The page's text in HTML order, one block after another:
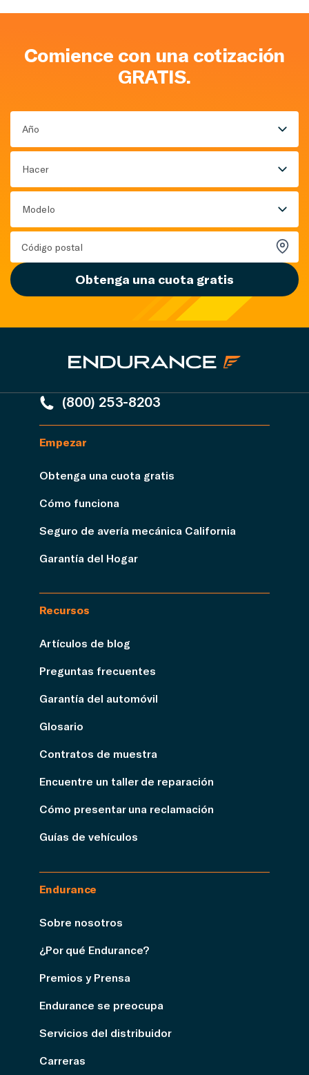
Comience con una cotización
GRATIS.
Año
Hacer
Modelo
Obtenga una cuota gratis
(800) 253-8203
Empezar
Obtenga una cuota gratis
Cómo funciona
Seguro de avería mecánica California
Garantía del Hogar
Recursos
Artículos de blog
Preguntas frecuentes
Garantía del automóvil
Glosario
Contratos de muestra
Encuentre un taller de reparación
Cómo presentar una reclamación
Guías de vehículos
Endurance
Sobre nosotros
¿Por qué Endurance?
Premios y Prensa
Endurance se preocupa
Servicios del distribuidor
Carreras